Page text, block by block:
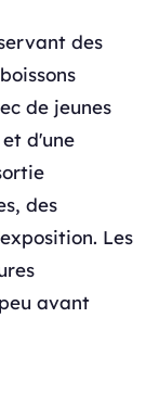
des
de jeunes
d'une
des
Les
avant